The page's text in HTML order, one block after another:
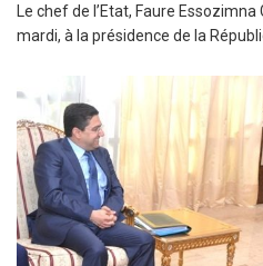
Le chef de l’Etat, Faure
mardi, à la présidence de la